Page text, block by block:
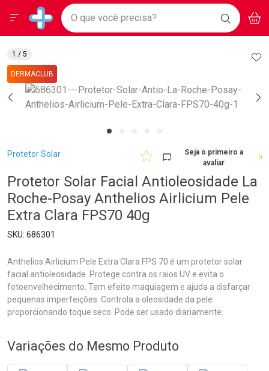
Drogarias Pacheco
Baixe nosso APP e aproveite Ofertas Exclusivas!
BAIXE
O APP
Ir direto para a home
pela página
Ir direto para o conteúdo
Ir direto para a busca
Ir direto para a conta
Ir direto para a ajuda
Ir direto para a notificações
Ir direto para o carrinho
Ir direto para o menu
Faça a sua busca
O que você precisa? BUSCAR
Menu
Breadcrumb
Protetor Solar
Seja o primeiro a
avaliar
0
Protetor Solar Facial Antioleosidade La
Roche-Posay Anthelios Airlicium Pele
Extra Clara FPS70 40g
686301
Anthelios Airlicium Pele Extra Clara FPS 70 é um protetor solar
facial antioleosidade. Protege contra os raios UV e evita o
fotoenvelhecimento. Tem efeito maquiagem e ajuda a disfarçar
pequenas imperfeições. Controla a oleosidade da pele
proporcionando toque seco. Pode ser usado diariamente.
DERMACLUB
1 / 5
Variações do Mesmo Produto